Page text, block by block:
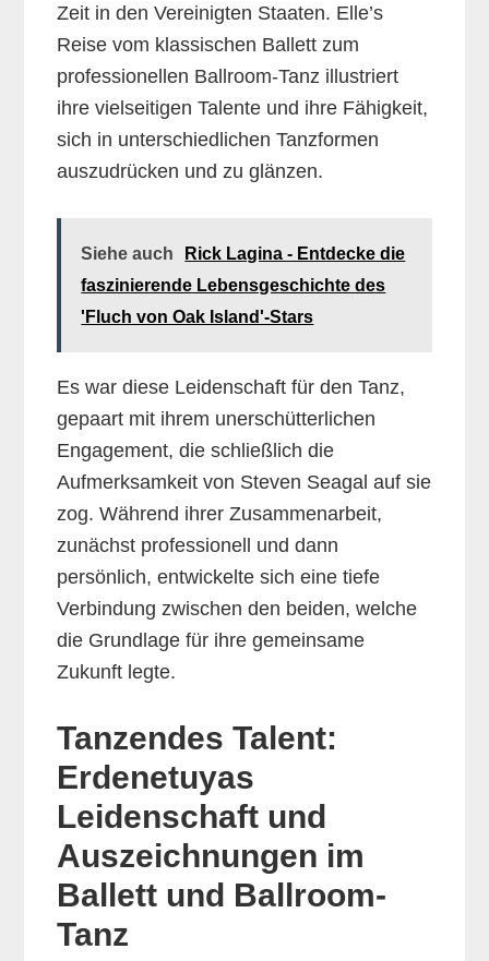
Zeit in den Vereinigten Staaten. Elle’s
Reise vom klassischen Ballett zum
professionellen Ballroom-Tanz illustriert
ihre vielseitigen Talente und ihre Fähigkeit,
sich in unterschiedlichen Tanzformen
auszudrücken und zu glänzen.
Siehe auch
Rick Lagina - Entdecke die
faszinierende Lebensgeschichte des
'Fluch von Oak Island'-Stars
Es war diese Leidenschaft für den Tanz,
gepaart mit ihrem unerschütterlichen
Engagement, die schließlich die
Aufmerksamkeit von Steven Seagal auf sie
zog. Während ihrer Zusammenarbeit,
zunächst professionell und dann
persönlich, entwickelte sich eine tiefe
Verbindung zwischen den beiden, welche
die Grundlage für ihre gemeinsame
Zukunft legte.
Tanzendes Talent:
Erdenetuyas
Leidenschaft und
Auszeichnungen im
Ballett und Ballroom-
Tanz